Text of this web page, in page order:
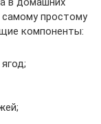
простому
компоненты: